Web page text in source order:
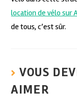
location de vélo sur
de tous, c’est sûr.
VOUS
AIMER